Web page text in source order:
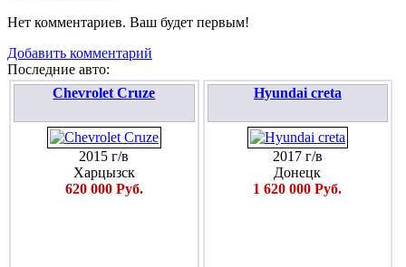
Нет комментариев. Ваш будет первым!
Добавить комментарий
Последние авто:
Chevrolet Cruze
2015 г/в
Харцызск
620 000 Руб.
Hyundai creta
2017 г/в
Донецк
1 620 000 Руб.